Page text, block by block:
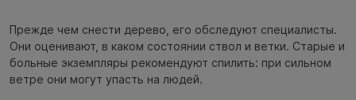
Прежде чем снести дерево, его обследуют специалисты.
Они оценивают, в каком состоянии ствол и ветки. Старые и
больные экземпляры рекомендуют спилить: при сильном
ветре они могут упасть на людей.